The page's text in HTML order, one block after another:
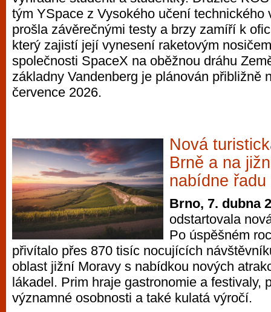
tým YSpace z Vysokého učení technického
prošla závěrečnými testy a brzy zamíří k
který zajistí její vynesení raketovým
společnosti SpaceX na oběžnou dráhu
základny Vandenberg je plánován přibližně
července 2026.
Nová
Brně a na
nabídne řadu
Brno, 7. dubna
odstartovala
Po úspěšném
přivítalo přes 870 tisíc nocujících
oblast jižní Moravy s nabídkou nových
lákadel. Prim hraje gastronomie a festivaly,
významné osobnosti a také kulatá výročí.
vyzkoušet různé kasinové hry. V
metropoli naleznete širokou nabídku her
po moderní automaty jak pro pravidelné
příležitostné hráče. V...